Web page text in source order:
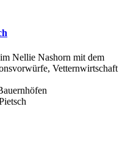
Nellie Nashorn mit dem
Vetternwirtschaft